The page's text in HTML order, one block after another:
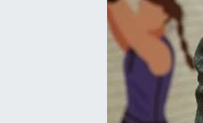
Kültür & Sanat